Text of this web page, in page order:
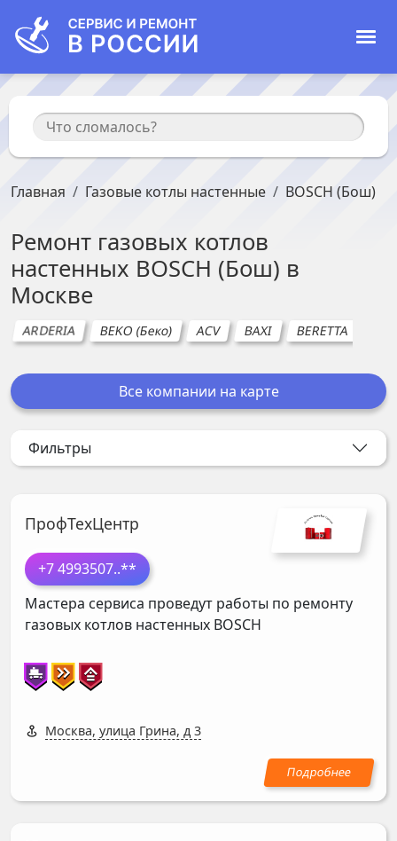
Главная Газовые котлы настенные BOSCH (Бош)
Ремонт газовых котлов
настенных BOSCH (Бош) в
Москве
ARDERIA BEKO (Беко) ACV BAXI BERETTA
Все компании на карте
Фильтры
ПрофТехЦентр
+7 4993507..**
Мастера сервиса проведут работы по ремонту
газовых котлов настенных BOSCH
Москва, улица Грина, д 3